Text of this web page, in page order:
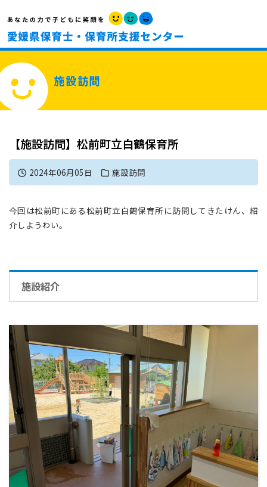
施設訪問
【施設訪問】松前町立白鶴保育所
2024年06月05日 施設訪問
今回は松前町にある松前町立白鶴保育所に訪問してきたけん、紹
介しようわい。
施設紹介